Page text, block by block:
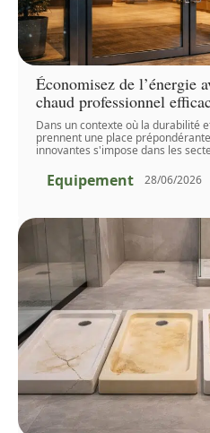
Économisez de l’énergie
chaud professionnel
Dans un contexte où la durabilité
prennent une place
innovantes s'impose dans les
Equipement 28/06/2026